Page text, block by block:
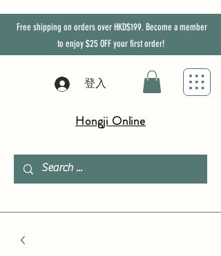
Free shipping on orders over HKD$199. Become a member
to enjoy$25 OFFyour first order!
登入
Hongji Online